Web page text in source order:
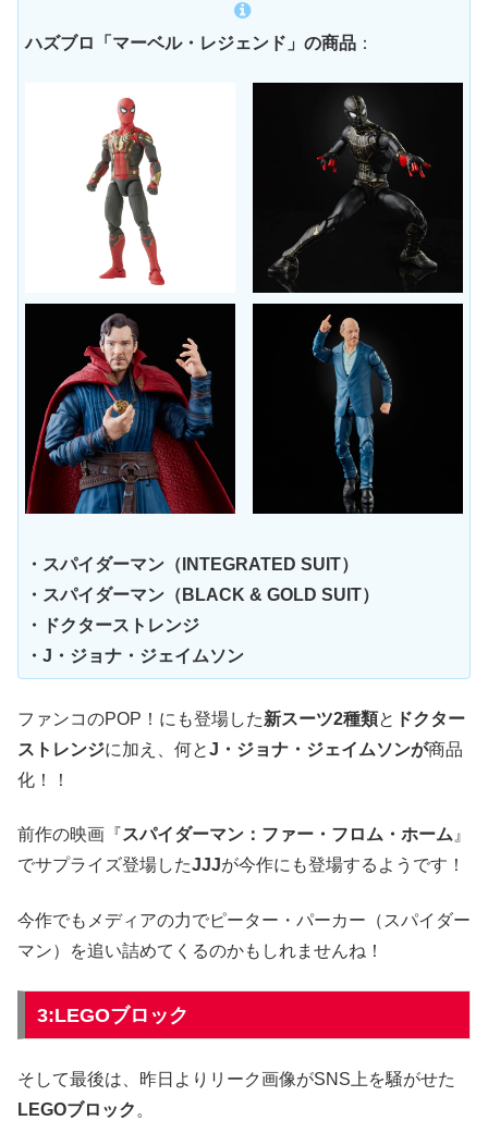
ハズブロ「マーベル・レジェンド」の商品 ：
・スパイダーマン（INTEGRATED SUIT）
・スパイダーマン（BLACK & GOLD SUIT）
・ドクターストレンジ
・J・ジョナ・ジェイムソン
ファンコのPOP！にも登場した新スーツ2種類と ドクター
ストレンジに加え、何とJ・ジョナ・ジェイムソンが商品
化！！
前作の映画『スパイダーマン：ファー・フロム・ホーム 』
でサプライズ登場したJJJが今作にも登場するようです！
今作でもメディアの力でピーター・パーカー（スパイダー
マン）を追い詰めてくるのかもしれませんね！
3:LEGOブロック
そして最後は、昨日よりリーク画像がSNS上を騒がせた
LEGOブロック 。